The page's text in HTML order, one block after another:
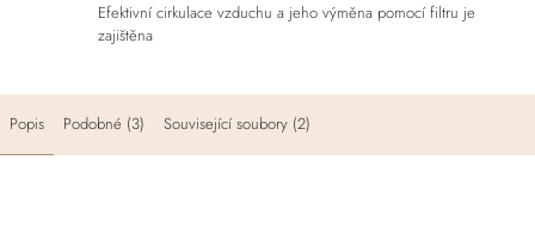
Efektivní cirkulace vzduchu a jeho výměna pomocí filtru je
zajištěna
Popis Podobné (3) Související soubory (2)